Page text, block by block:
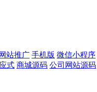
网站推广 手机版 微信小程序
式 商城源码 公司网站源码